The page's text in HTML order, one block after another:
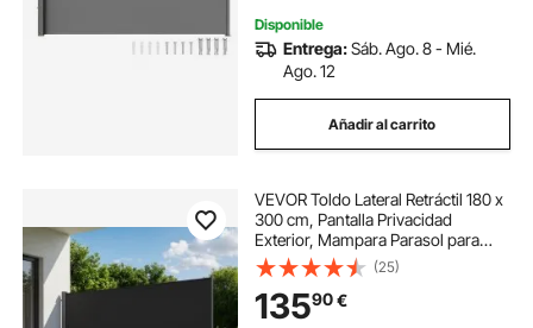
Disponible
Entrega:Sáb. Ago. 8 - Mié.
Ago. 12
Añadir al carrito
VEVOR Toldo Lateral Retráctil 180 x
300 cm, Pantalla Privacidad
Exterior, Mampara Parasol para
Patio, Protector Solar a Prueba de
Viento y Lluvia, Marco de Metal,
para Balcón Jardín Terraza, Negro
(25)
13590€